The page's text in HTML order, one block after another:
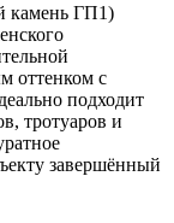
камень ГП1)
оттенком с
подходит
тротуаров и
завершённый